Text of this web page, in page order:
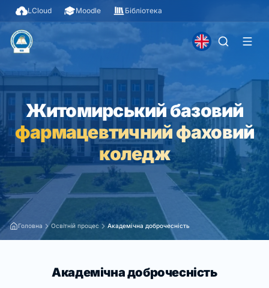
LCloud Moodle Бібліотека
Житомирський базовий
фармацевтичний фаховий
коледж
Головна Освітній процес Академічна доброчесність
Академічна доброчесність